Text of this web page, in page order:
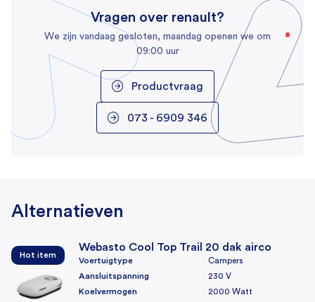
Montage
Laten monteren, Zelf monteren (Enkel levering)
Afstandsbediening
Vragen over renault?
We zijn vandaag gesloten, maandag openen we om
09:00 uur
Productvraag
073 - 6909 346
Alternatieven
Hot item
Webasto Cool Top Trail 20 dak airco
Voertuigtype
Campers
Aansluitspanning
230 V
Koelvermogen
2000 Watt